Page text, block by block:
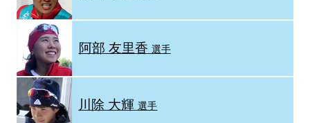
阿部 友里香 選手
川除 大輝選手